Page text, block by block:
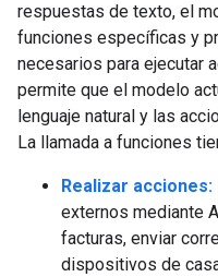
respuestas de texto, el
funciones específicas y
necesarios para ejecutar
permite que el modelo
lenguaje natural y las
La llamada a funciones
Realizar acciones:
externos mediante
facturas, enviar
dispositivos de